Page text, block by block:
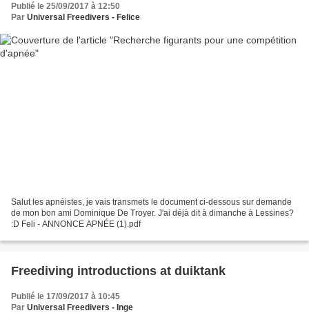
Publié le 25/09/2017 à 12:50
Par Universal Freedivers - Felice
Salut les apnéistes, je vais transmets le document ci-dessous sur demande
de mon bon ami Dominique De Troyer. J'ai déjà dit à dimanche à Lessines?
:D Feli - ANNONCE APNÉE (1).pdf
Freediving introductions at duiktank
Publié le 17/09/2017 à 10:45
Par Universal Freedivers - Inge